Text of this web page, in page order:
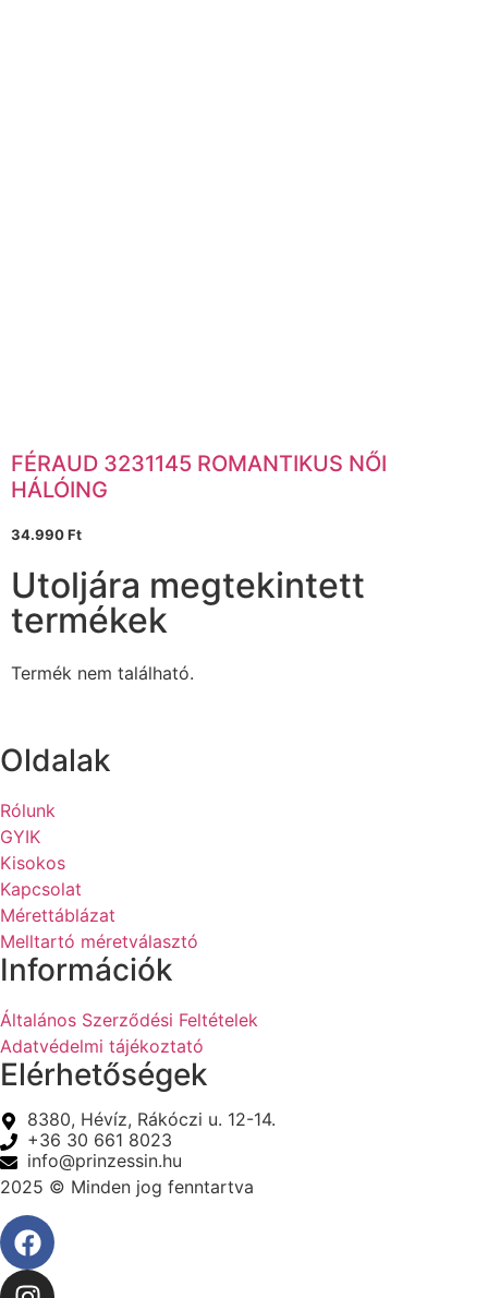
FÉRAUD 3231145 ROMANTIKUS NŐI
HÁLÓING
34.990Ft
Utoljára megtekintett
termékek
Termék nem található.
Oldalak
Rólunk
GYIK
Kisokos
Kapcsolat
Mérettáblázat
Melltartó méretválasztó
Információk
Általános Szerződési Feltételek
Adatvédelmi tájékoztató
Elérhetőségek
8380, Hévíz, Rákóczi u. 12-14.
+36 30 661 8023
info@prinzessin.hu
2025 © Minden jog fenntartva